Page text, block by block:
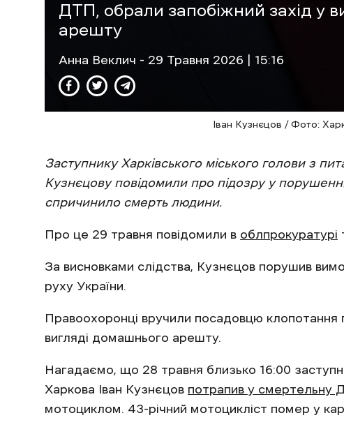
ДТП, обрали запобіжний захід у
арешту
Анна Веклич - 29 Травня 2026 | 15:16
Іван Кузнєцов / Фото:
Заступнику Харківського міського голови з
Кузнєцову повідомили про підозру у
спричинило смерть людини.
Про це 29 травня повідомили в облпрокуратурі
За висновками слідства, Кузнєцов порушив
руху України.
Правоохоронці вручили посадовцю
вигляді домашнього арешту.
Нагадаємо, що 28 травня близько 16:00
Харкова Іван Кузнєцов потрапив у смертельну
мотоциклом. 43-річний мотоцикліст помер у